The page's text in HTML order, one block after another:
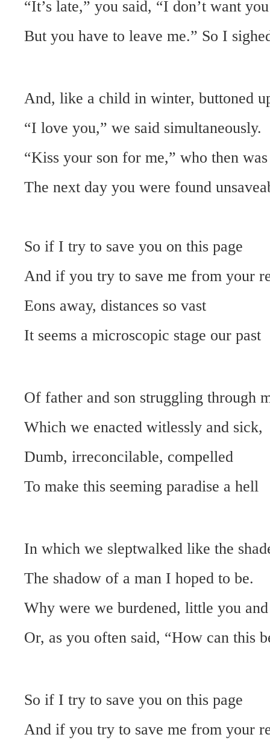
“It’s late,” you said, “I don’t want
But you have to leave me.” So I
And, like a child in winter, buttoned
“I love you,” we said simultaneously.
“Kiss your son for me,” who then
The next day you were found
So if I try to save you on this page
And if you try to save me from your
Eons away, distances so vast
It seems a microscopic stage our past
Of father and son struggling through
Which we enacted witlessly and sick,
Dumb, irreconcilable, compelled
To make this seeming paradise a hell
In which we sleptwalked like the
The shadow of a man I hoped to be.
Why were we burdened, little you
Or, as you often said, “How can this
So if I try to save you on this page
And if you try to save me from your